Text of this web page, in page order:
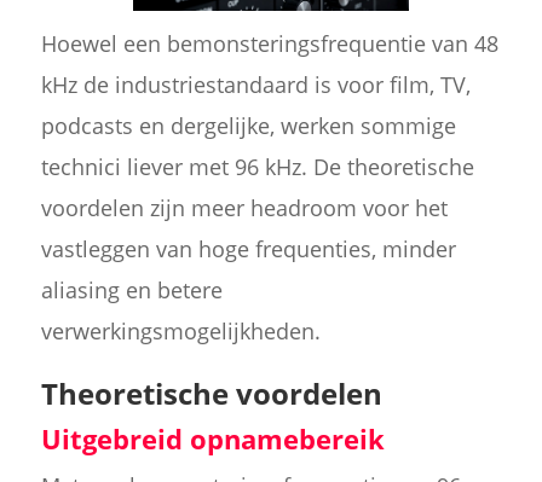
Hoewel een bemonsteringsfrequentie van 48
kHz de industriestandaard is voor film, TV,
podcasts en dergelijke, werken sommige
technici liever met 96 kHz. De theoretische
voordelen zijn meer headroom voor het
vastleggen van hoge frequenties, minder
aliasing en betere
verwerkingsmogelijkheden.
Theoretische voordelen
Uitgebreid opnamebereik